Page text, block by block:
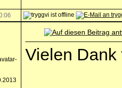
Vielen Dank